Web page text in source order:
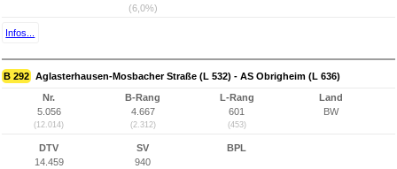
(6,0%)
Infos...
B 292 Aglasterhausen-Mosbacher Straße (L 532) - AS Obrigheim (L 636)
Nr.
5.056
(12.014)
B-Rang
4.667
(2.312)
L-Rang
601
(453)
Land
BW
DTV
14.459
SV
940
BPL